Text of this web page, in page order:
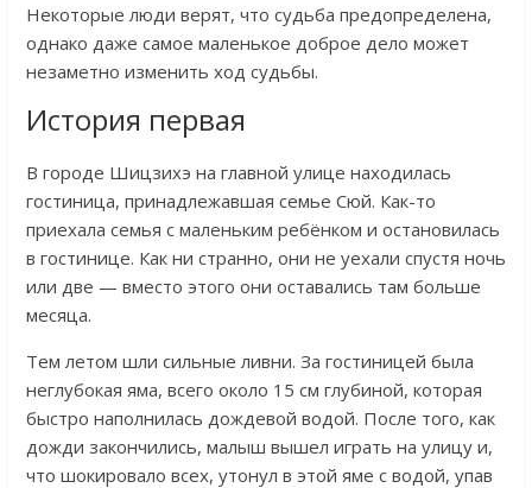
Некоторые люди верят, что судьба предопределена,
однако даже самое маленькое доброе дело может
незаметно изменить ход судьбы.
История первая
В городе Шицзихэ на главной улице находилась
гостиница, принадлежавшая семье Сюй. Как-то
приехала семья с маленьким ребёнком и остановилась
в гостинице. Как ни странно, они не уехали спустя ночь
или две — вместо этого они оставались там больше
месяца.
Тем летом шли сильные ливни. За гостиницей была
неглубокая яма, всего около 15 см глубиной, которая
быстро наполнилась дождевой водой. После того, как
дожди закончились, малыш вышел играть на улицу и,
что шокировало всех, утонул в этой яме с водой, упав